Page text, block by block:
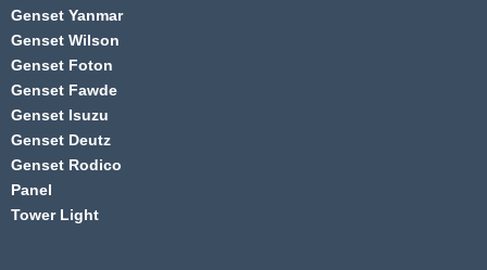
Genset Yanmar
Genset Wilson
Genset Foton
Genset Fawde
Genset Isuzu
Genset Deutz
Genset Rodico
Panel
Tower Light